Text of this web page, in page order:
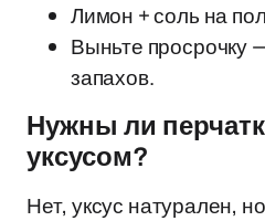
Лимон + соль на
Выньте просрочку
запахов.
Нужны ли
уксусом?
Нет, уксус натурален,